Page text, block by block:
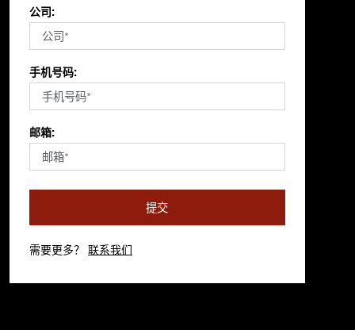
公司:
手机号码:
邮箱:
提交
需要更多？ 联系我们